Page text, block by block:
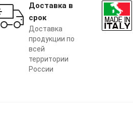
Доставка в
срок
Доставка
продукции по
всей
территории
России